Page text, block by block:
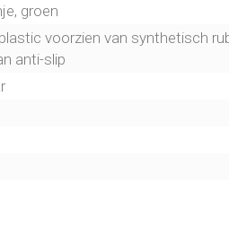
groen
voorzien van synthetisch
anti-slip